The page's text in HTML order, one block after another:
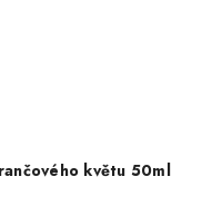
květu 50ml